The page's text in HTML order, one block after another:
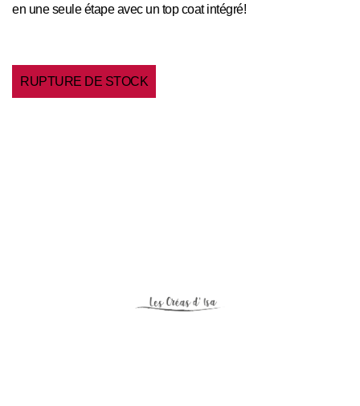
en une seule étape avec un top coat intégré!
RUPTURE DE STOCK